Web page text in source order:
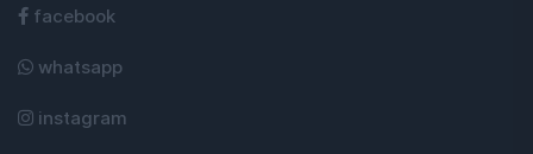
facebook
whatsapp
instagram